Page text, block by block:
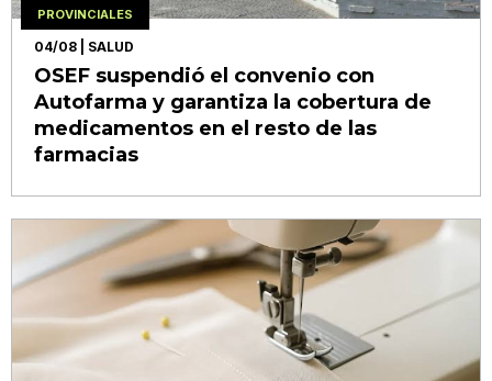
PROVINCIALES
04/08 | SALUD
OSEF suspendió el convenio con
Autofarma y garantiza la cobertura de
medicamentos en el resto de las
farmacias